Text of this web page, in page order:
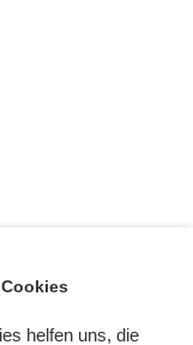
Hilfe für den
helfen uns, die